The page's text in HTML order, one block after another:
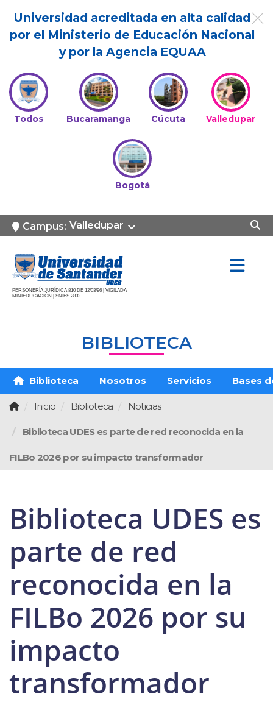
Universidad acreditada en alta calidad
por el Ministerio de Educación Nacional
y por la Agencia EQUAA
Todos Bucaramanga Cúcuta Valledupar
Bogotá
Campus: Valledupar
PERSONERÍA JURÍDICA 810 DE 12/03/96 | VIGILADA
MINIEDUCACIÓN | SNIES 2832
BIBLIOTECA
Biblioteca Nosotros Servicios Bases
Inicio Biblioteca Noticias
Biblioteca UDES es parte de red reconocida en la
FILBo 2026 por su impacto transformador
Biblioteca UDES es
parte de red
reconocida en la
FILBo 2026 por su
impacto
transformador